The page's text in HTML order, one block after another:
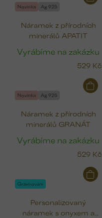
Novinka Ag 925
Náramek z přírodních
minerálů APATIT
Vyrábíme na zakázku
529 Kč
Novinka Ag 925
Náramek z přírodních
minerálů GRANÁT
Vyrábíme na zakázku
529 Kč
Gravírování
Personalizovaný
náramek s onyxem a